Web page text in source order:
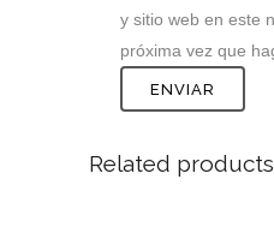
y sitio web en este
próxima vez que
Related products